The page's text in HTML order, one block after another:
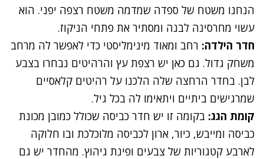
הנחנו משטח של ספדה שמדמה משטח רצפה יפני. הוא
עשוי מחרסינה לבנה ומסתיר את פתחי הניקוז.
חדר הילדה: רחב ומאוד מינימליסטי כדי לאפשר לה מרחב
משחק גדול. גם כאן יש רצפת עץ והרהיטים נבחרו בצבע
לבן. בחדר הרחצה שלה הלכנו על רהיטים קלאסיים
שמרגישים ביתיים ויתאימו לה בכל גיל.
קומת הגג: בקומה זו יש חדר כביסה שכולל כמובן מכונת
כביסה ומייבש, כיור, ארון לכביסה מלוכלכת ובו חלוקה
לארבע קטגוריות של צבעים ופינת גיהוץ. מהחדר יש גם